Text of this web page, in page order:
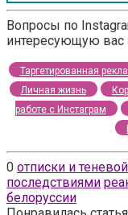
Вопросы по
интересующую вас
Таргетированная
Личная жизнь
работе с Инстаграм
0 отписки и
последствиями
белоруссии